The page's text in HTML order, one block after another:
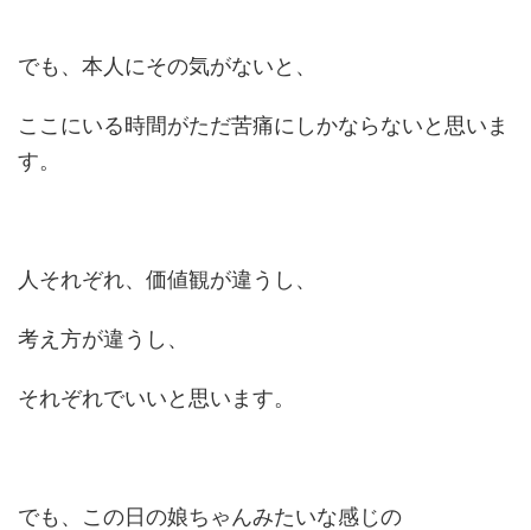
でも、本人にその気がないと、
ここにいる時間がただ苦痛にしかならないと思いま
す。
人それぞれ、価値観が違うし、
考え方が違うし、
それぞれでいいと思います。
でも、この日の娘ちゃんみたいな感じの